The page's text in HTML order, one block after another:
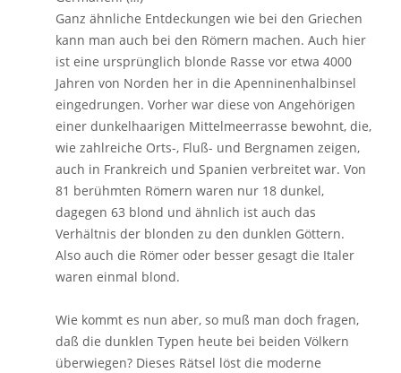
Ganz ähnliche Entdeckungen wie bei den Griechen
kann man auch bei den Römern machen. Auch hier
ist eine ursprünglich blonde Rasse vor etwa 4000
Jahren von Norden her in die Apenninenhalbinsel
eingedrungen. Vorher war diese von Angehörigen
einer dunkelhaarigen Mittelmeerrasse bewohnt, die,
wie zahlreiche Orts-, Fluß- und Bergnamen zeigen,
auch in Frankreich und Spanien verbreitet war. Von
81 berühmten Römern waren nur 18 dunkel,
dagegen 63 blond und ähnlich ist auch das
Verhältnis der blonden zu den dunklen Göttern.
Also auch die Römer oder besser gesagt die Italer
waren einmal blond.
Wie kommt es nun aber, so muß man doch fragen,
daß die dunklen Typen heute bei beiden Völkern
überwiegen? Dieses Rätsel löst die moderne